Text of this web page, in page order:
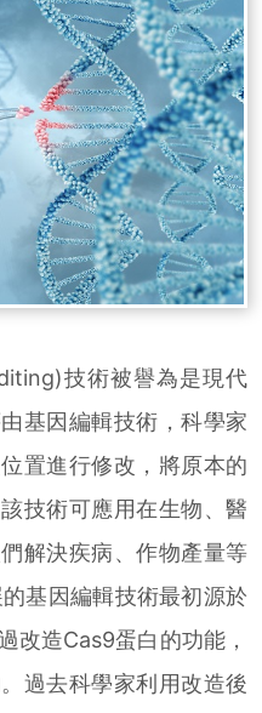
技術被譽為是現代
基因編輯技術，科學家
置進行修改，將原本的
技術可應用在生物、醫
解決疾病、作物產量等
基因編輯技術最初源於
改造Cas9蛋白的功能，
過去科學家利用改造後